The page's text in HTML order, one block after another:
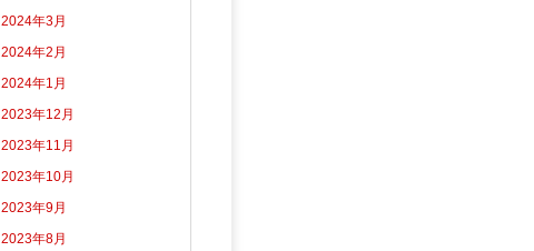
2024年3月
2024年2月
2024年1月
2023年12月
2023年11月
2023年10月
2023年9月
2023年8月